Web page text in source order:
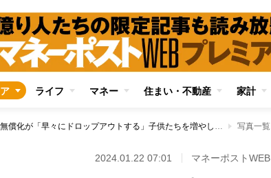
ライフ マネー 住まい・不動産 家計
高校授業料無償化が「早々にドロップアウトする」子供たちを増やしている皮肉 都立高校の定員割れも毎年増加傾向 写真一覧
2024.01.22 07:01 マネーポストWEB